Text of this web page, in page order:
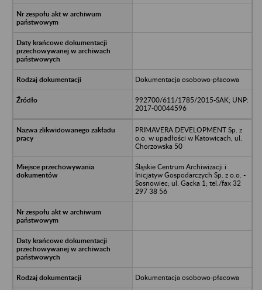
Dokumentacja osobowo-płacowa
992700/611/1785/2015-SAK; UNP:
2017-00044596
PRIMAVERA DEVELOPMENT Sp. z
o.o. w upadłości w Katowicach, ul.
Chorzowska 50
Śląskie Centrum Archiwizacji i
Inicjatyw Gospodarczych Sp. z o.o. -
Sosnowiec; ul. Gacka 1; tel./fax 32
297 38 56
Dokumentacja osobowo-płacowa